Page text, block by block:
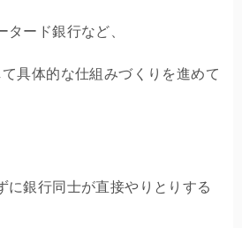
ード銀行など、
て具体的な仕組みづくりを進めて
に銀行同士が直接やりとりする